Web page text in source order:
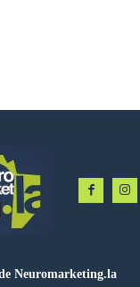
Neuromarketing.la